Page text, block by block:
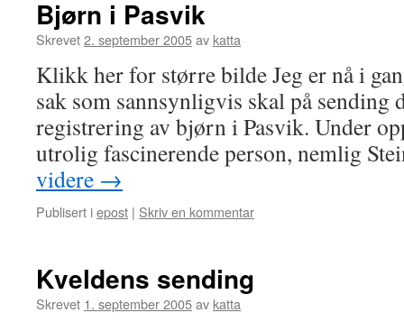
Bjørn i Pasvik
Skrevet2. september 2005av katta
Klikk her for større bilde Jeg er nå i
sak som sannsynligvis skal på sending
registrering av bjørn i Pasvik. Under
utrolig fascinerende person, nemlig
videre →
Publisert iepost | Skriv en kommentar
Kveldens sending
Skrevet 1. september 2005av katta